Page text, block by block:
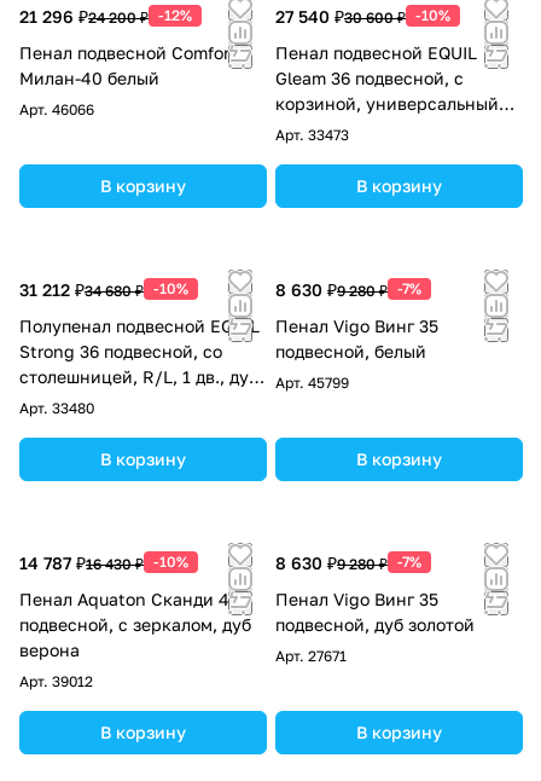
21 296 ₽24 200 ₽ -12%
Пенал подвесной Comforty
Милан-40 белый
Арт. 46066
В корзину
27 540 ₽30 600 ₽ -10%
Пенал подвесной EQUIL
Gleam 36 подвесной, с
корзиной, универсальный
R/L, амарок/дуб вотан
Арт. 33473
В корзину
31 212 ₽34 680 ₽ -10%
Полупенал подвесной EQUIL
Strong 36 подвесной, со
столешницей, R/L, 1 дв., дуб
черный
Арт. 33480
В корзину
8 630 ₽9 280 ₽ -7%
Пенал Vigo Винг 35
подвесной, белый
Арт. 45799
В корзину
14 787 ₽16 430 ₽ -10%
Пенал Aquaton Сканди 40
подвесной, с зеркалом, дуб
верона
Арт. 39012
В корзину
8 630 ₽9 280 ₽ -7%
Пенал Vigo Винг 35
подвесной, дуб золотой
Арт. 27671
В корзину